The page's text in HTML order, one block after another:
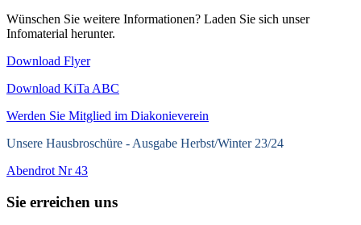
Wünschen Sie weitere Informationen? Laden Sie sich unser
Infomaterial herunter.
Download Flyer
Download KiTa ABC
Werden Sie Mitglied im Diakonieverein
Unsere Hausbroschüre - Ausgabe Herbst/Winter 23/24
Abendrot Nr 43
Sie erreichen uns